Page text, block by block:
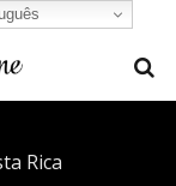
Rica